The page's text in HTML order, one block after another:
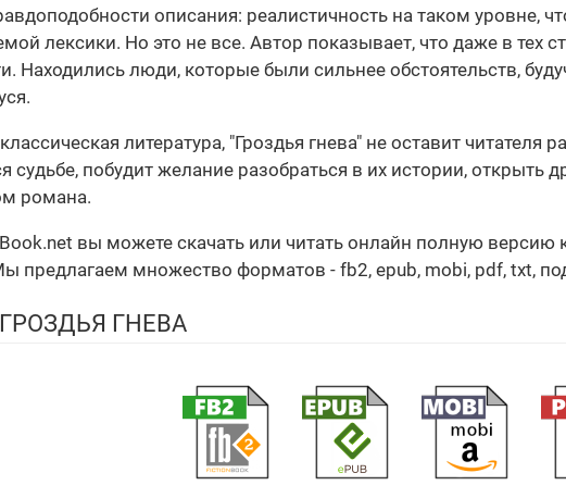
описания: реалистичность на таком
лексики. Но это не все. Автор показывает, что даже в тех
Находились люди, которые были сильнее обстоятельств,
литература, "Гроздья гнева" не оставит
судьбе, побудит желание разобраться в их истории, открыть
романа.
вы можете скачать или читать онлайн полную версию
предлагаем множество форматов - fb2, epub, mobi, pdf, txt,
ГНЕВА